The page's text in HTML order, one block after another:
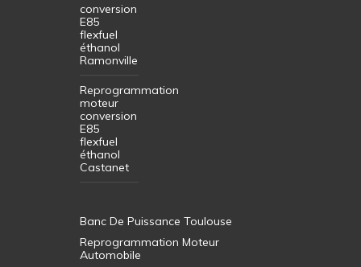
conversion
E85
flexfuel
éthanol
Ramonville
Reprogrammation
moteur
conversion
E85
flexfuel
éthanol
Castanet
Banc De Puissance Toulouse
Reprogrammation Moteur
Automobile